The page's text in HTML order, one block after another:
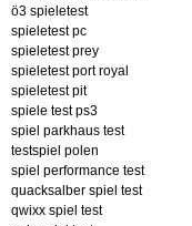
ö3 spieletest
spieletest pc
spieletest prey
spieletest port royal
spieletest pit
spiele test ps3
spiel parkhaus test
testspiel polen
spiel performance test
quacksalber spiel test
qwixx spiel test